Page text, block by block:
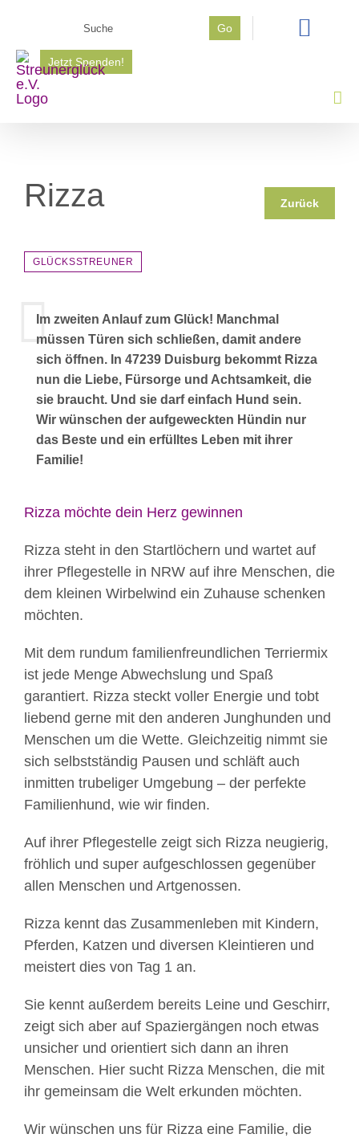
springen
Go
Jetzt Spenden!
Rizza Zurück
GLÜCKSSTREUNER
Im zweiten Anlauf zum Glück! Manchmal
müssen Türen sich schließen, damit andere
sich öffnen. In 47239 Duisburg bekommt Rizza
nun die Liebe, Fürsorge und Achtsamkeit, die
sie braucht. Und sie darf einfach Hund sein.
Wir wünschen der aufgeweckten Hündin nur
das Beste und ein erfülltes Leben mit ihrer
Familie!
Rizza möchte dein Herz gewinnen
Rizza steht in den Startlöchern und wartet auf
ihrer Pflegestelle in NRW auf ihre Menschen, die
dem kleinen Wirbelwind ein Zuhause schenken
möchten.
Mit dem rundum familienfreundlichen Terriermix
ist jede Menge Abwechslung und Spaß
garantiert. Rizza steckt voller Energie und tobt
liebend gerne mit den anderen Junghunden und
Menschen um die Wette. Gleichzeitig nimmt sie
sich selbstständig Pausen und schläft auch
inmitten trubeliger Umgebung – der perfekte
Familienhund, wie wir finden.
Auf ihrer Pflegestelle zeigt sich Rizza neugierig,
fröhlich und super aufgeschlossen gegenüber
allen Menschen und Artgenossen.
Rizza kennt das Zusammenleben mit Kindern,
Pferden, Katzen und diversen Kleintieren und
meistert dies von Tag 1 an.
Sie kennt außerdem bereits Leine und Geschirr,
zeigt sich aber auf Spaziergängen noch etwas
unsicher und orientiert sich dann an ihren
Menschen. Hier sucht Rizza Menschen, die mit
ihr gemeinsam die Welt erkunden möchten.
Wir wünschen uns für Rizza eine Familie, die